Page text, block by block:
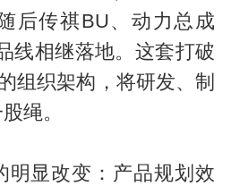
后传祺BU、动力总成
线相继落地。这套打破
组织架构，将研发、制
绳。
明显改变：产品规划效